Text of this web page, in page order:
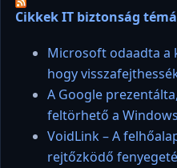
Cikkek IT biztonság
Microsoft odaadta a
hogy
A Google
feltörhető a
VoidLink – A
rejtőzködő